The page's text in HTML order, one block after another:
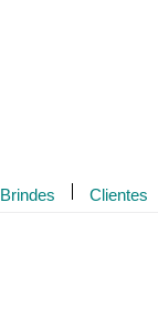
Brindes Clientes